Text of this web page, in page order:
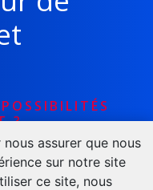
?
calculateur de
assurer que nous
sur notre site
ce site, nous